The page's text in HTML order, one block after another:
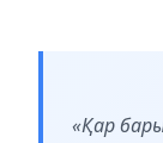
«Қар